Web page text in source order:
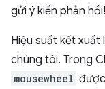
gửi ý kiến phản hồi!
Hiệu suất kết xuất
chúng tôi. Trong
mousewheel